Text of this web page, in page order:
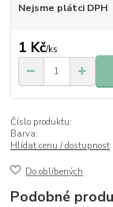
Nejsme plátci DPH
1 Kč/ks
Číslo produktu:
Barva:
Hlídat cenu / dostupnost
Do oblíbených
Podobné